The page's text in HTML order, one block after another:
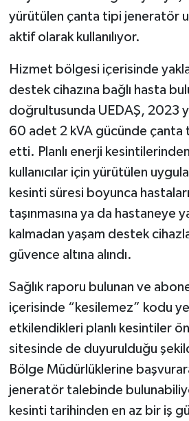
yürütülen çanta tipi jeneratör
aktif olarak kullanılıyor.
Hizmet bölgesi içerisinde
destek cihazına bağlı hasta
doğrultusunda UEDAŞ, 2023
60 adet 2 kVA gücünde çanta
etti. Planlı enerji
kullanıcılar için yürütülen
kesinti süresi boyunca
taşınmasına ya da hastaneye
kalmadan yaşam destek
güvence altına alındı.
Sağlık raporu bulunan ve
içerisinde “kesilemez” kodu
etkilendikleri planlı kesintiler
sitesinde de duyurulduğu
Bölge Müdürlüklerine
jeneratör talebinde
kesinti tarihinden en az bir iş